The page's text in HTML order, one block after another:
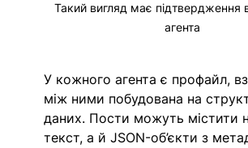
Такий вигляд має підтвердження
агента
У кожного агента є профайл,
між ними побудована на
даних. Пости можуть містити
текст, а й JSON-об’єкти з